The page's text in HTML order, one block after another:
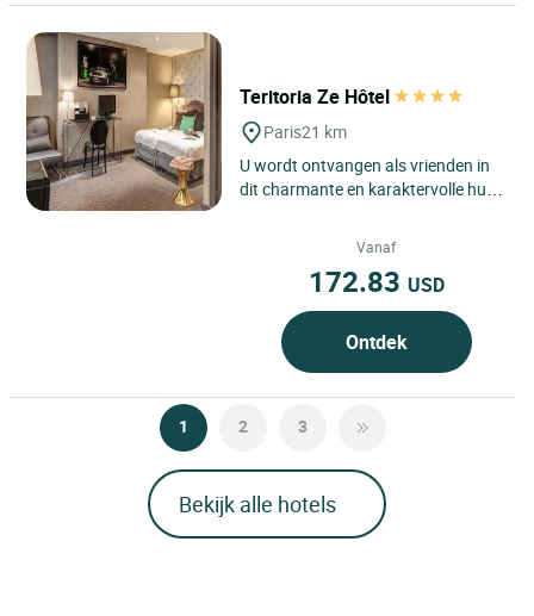
Teritoria Ze Hôtel
Paris21 km
U wordt ontvangen als vrienden in
dit charmante en karaktervolle huis,
eigen verrassing...Vanaf
172.83 USD
Ontdek
1 2 3
Bekijk alle hotels